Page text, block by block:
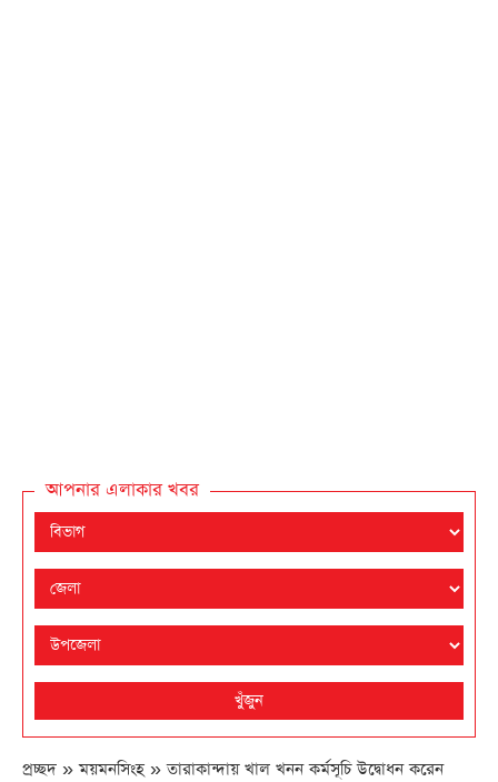
আপনার এলাকার খবর
খুঁজুন
প্রচ্ছদ » ময়মনসিংহ »তারাকান্দায় খাল খনন কর্মসূচি উদ্বোধন করেন